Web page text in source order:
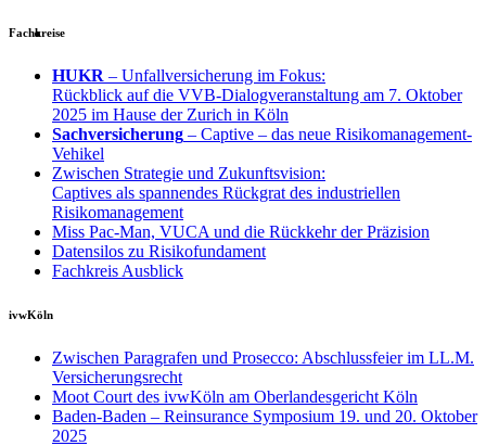
Fachkreise
HUKR – Unfallversicherung im Fokus:
Rückblick auf die VVB-Dialogveranstaltung am 7. Oktober
2025 im Hause der Zurich in Köln
Sachversicherung – Captive – das neue Risikomanagement-
Vehikel
Zwischen Strategie und Zukunftsvision:
Captives als spannendes Rückgrat des industriellen
Risikomanagement
Miss Pac-Man, VUCA und die Rückkehr der Präzision
Datensilos zu Risikofundament
Fachkreis Ausblick
ivwKöln
Zwischen Paragrafen und Prosecco: Abschlussfeier im LL.M.
Versicherungsrecht
Moot Court des ivwKöln am Oberlandesgericht Köln
Baden-Baden – Reinsurance Symposium 19. und 20. Oktober
2025